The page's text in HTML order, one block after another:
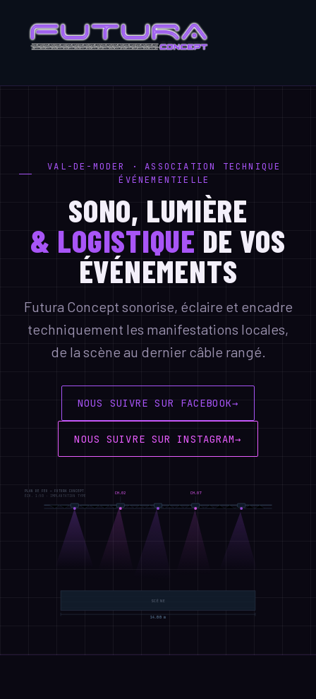
VAL-DE-MODER · ASSOCIATION TECHNIQUE
ÉVÉNEMENTIELLE
SONO, LUMIÈRE
& LOGISTIQUE DE VOS
ÉVÉNEMENTS
Futura Concept sonorise, éclaire et encadre
techniquement les manifestations locales,
de la scène au dernier câble rangé.
NOUS SUIVRE SUR FACEBOOK
NOUS SUIVRE SUR INSTAGRAM
CH.02 CH.07
SCÈNE
14,00 m
PLAN DE FEU — FUTURA CONCEPT
ÉCH. 1:50 · IMPLANTATION TYPE